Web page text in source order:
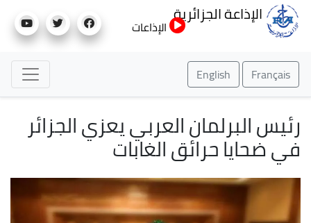
إلى
الإذاعة الجزائرية
الإذاعات
Français
English
رئيس البرلمان العربي يعزي الجزائر
في ضحايا حرائق الغابات